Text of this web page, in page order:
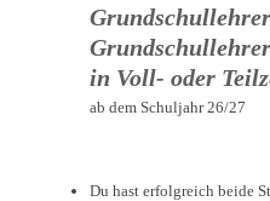
Grundschullehrer
in Voll- oder
ab dem Schuljahr 26/27
Du hast erfolgreich beide